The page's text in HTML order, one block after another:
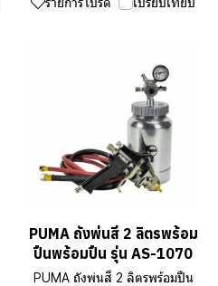
PUMA ถังพ่นสี 2 ลิตรพร้อม
ปืนพร้อมปืน รุ่น AS-1070
PUMA ถังพ่นสี 2 ลิตรพร้อมปืน